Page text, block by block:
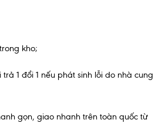
kho;
trả 1 đổi 1 nếu phát sinh lỗi do nhà cung
gọn, giao nhanh trên toàn quốc từ